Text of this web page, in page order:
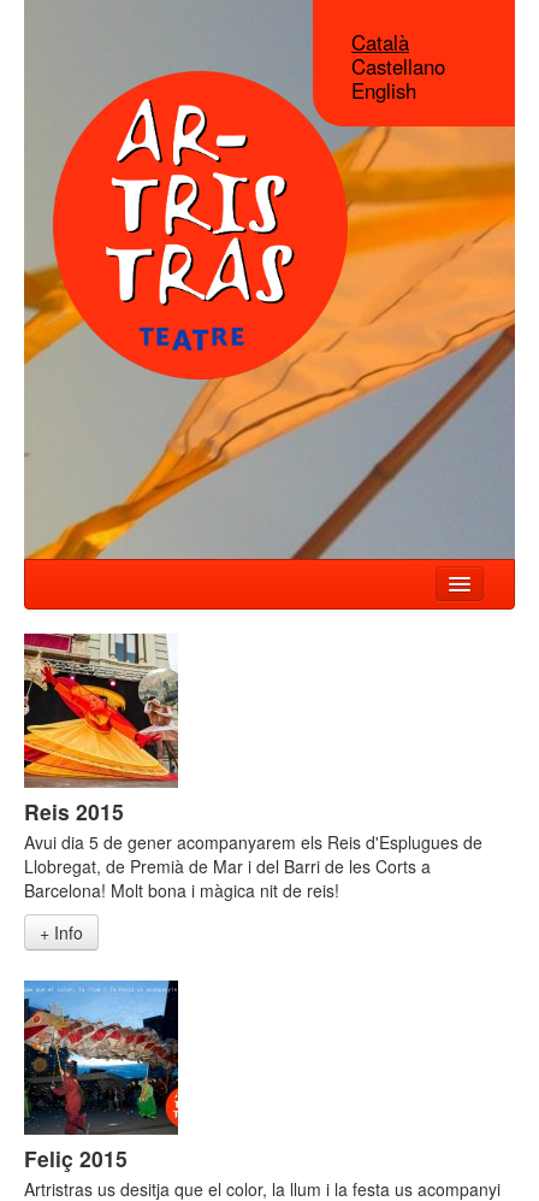
Català
Castellano
English
NOTÍCIES
ESPECTACLES
COMPANYIA
TALLER
CONTACTE
Reis 2015
Avui dia 5 de gener acompanyarem els Reis d'Esplugues de
Llobregat, de Premià de Mar i del Barri de les Corts a
Barcelona! Molt bona i màgica nit de reis!
+ Info
Feliç 2015
Artristras us desitja que el color, la llum i la festa us acompanyi